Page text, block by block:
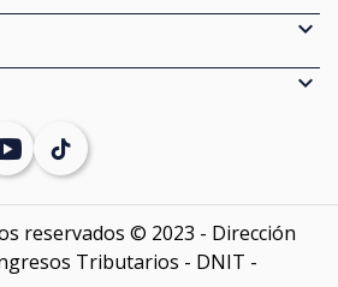
expand_more
y Finanzas
expand_more
directo)
reservados © 2023 - Dirección
Tributarios - DNIT -